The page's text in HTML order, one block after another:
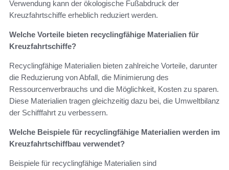
Verwendung kann der ökologische Fußabdruck der
Kreuzfahrtschiffe erheblich reduziert werden.
Welche Vorteile bieten recyclingfähige Materialien für
Kreuzfahrtschiffe?
Recyclingfähige Materialien bieten zahlreiche Vorteile, darunter
die Reduzierung von Abfall, die Minimierung des
Ressourcenverbrauchs und die Möglichkeit, Kosten zu sparen.
Diese Materialien tragen gleichzeitig dazu bei, die Umweltbilanz
der Schifffahrt zu verbessern.
Welche Beispiele für recyclingfähige Materialien werden im
Kreuzfahrtschiffbau verwendet?
Beispiele für recyclingfähige Materialien sind